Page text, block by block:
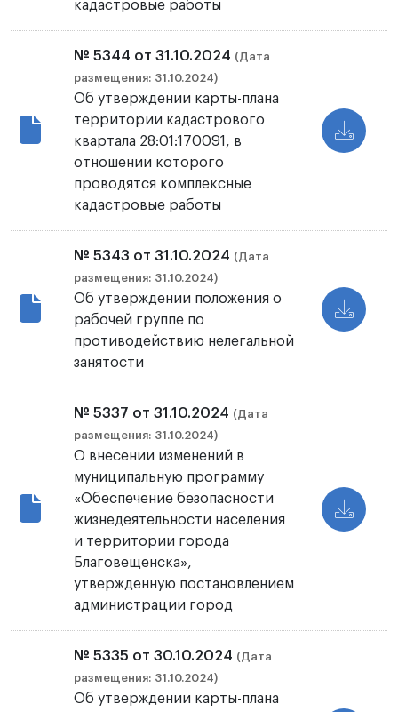
кадастровые работы
№ 5344 от 31.10.2024 (Дата
размещения: 31.10.2024)
Об утверждении карты-плана
территории кадастрового
квартала 28:01:170091, в
отношении которого
проводятся комплексные
кадастровые работы
№ 5343 от 31.10.2024 (Дата
размещения: 31.10.2024)
Об утверждении положения о
рабочей группе по
противодействию нелегальной
занятости
№ 5337 от 31.10.2024 (Дата
размещения: 31.10.2024)
О внесении изменений в
муниципальную программу
«Обеспечение безопасности
жизнедеятельности населения
и территории города
Благовещенска»,
утвержденную постановлением
администрации город
№ 5335 от 30.10.2024 (Дата
размещения: 31.10.2024)
Об утверждении карты-плана